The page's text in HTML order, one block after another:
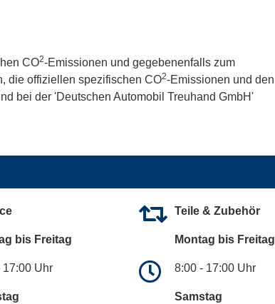
CO2-Emissionen und gegebenenfalls zum
die offiziellen spezifischen CO2-Emissionen und den
bei der 'Deutschen Automobil Treuhand GmbH'
bis Freitag
17:00 Uhr
Teile & Zubehör
Montag bis Freitag
8:00 - 17:00 Uhr
Samstag